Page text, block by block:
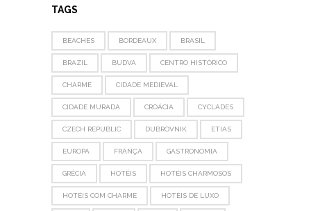
TAGS
BEACHES BORDEAUX BRASIL
BRAZIL BUDVA CENTRO HISTÓRICO
CHARME CIDADE MEDIEVAL
CIDADE MURADA CROÁCIA CYCLADES
CZECH REPUBLIC DUBROVNIK ETIAS
EUROPA FRANÇA GASTRONOMIA
GRÉCIA HOTÉIS HOTÉIS CHARMOSOS
HOTÉIS COM CHARME HOTÉIS DE LUXO